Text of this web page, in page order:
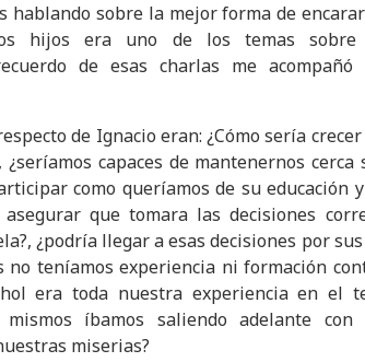
hablando sobre la mejor forma de
hijos era uno de los temas sobre
de esas charlas me acompañó
de Ignacio eran: ¿Cómo sería
capaces de mantenernos
como queríamos de su educación
que tomara las decisiones
¿podría llegar a esas decisiones por
teníamos experiencia ni formación
era toda nuestra experiencia en el
mismos íbamos saliendo adelante
miserias?